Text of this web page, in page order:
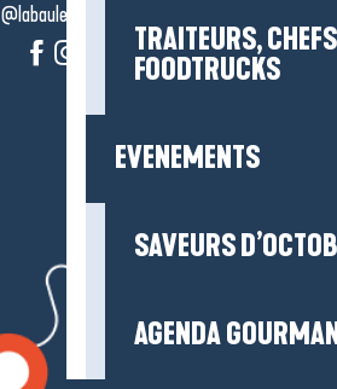
TRAITEURS,
FOODTRUCKS
EVENEMENTS
SAVEURS
AGENDA
@labauleguérande